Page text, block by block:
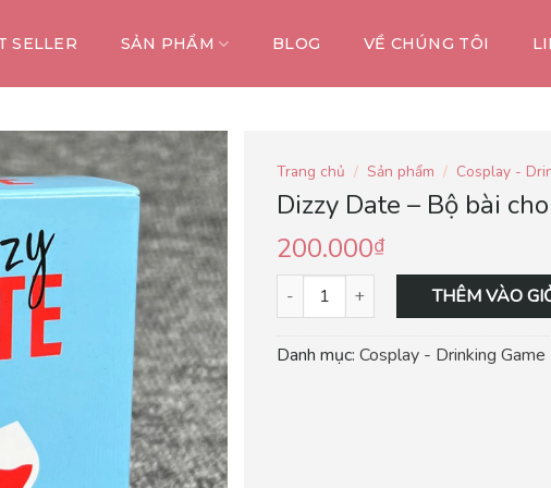
SELLER SẢN PHẨM BLOG VỀ CHÚNG TÔI
Trang chủ / Sản phẩm / Cosplay -
Dizzy Date – Bộ bài
200.000₫
THÊM VÀO
Danh mục: Cosplay - Drinking Game